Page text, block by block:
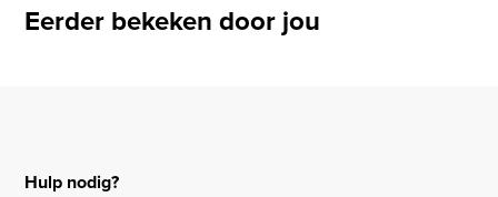
Eerder bekeken door jou
Hulp nodig?